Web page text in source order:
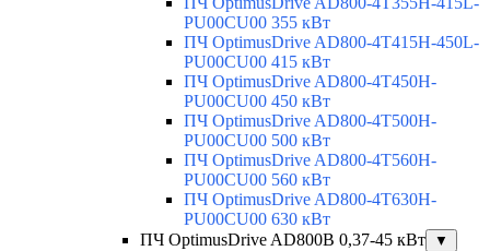
PU00CU00 355 кВт
ПЧ OptimusDrive AD800-4T415H-450L-
PU00CU00 415 кВт
ПЧ OptimusDrive AD800-4T450H-
PU00CU00 450 кВт
ПЧ OptimusDrive AD800-4T500H-
PU00CU00 500 кВт
ПЧ OptimusDrive AD800-4T560H-
PU00CU00 560 кВт
ПЧ OptimusDrive AD800-4T630H-
PU00CU00 630 кВт
ПЧ OptimusDrive AD800B 0,37-45 кВт
▼